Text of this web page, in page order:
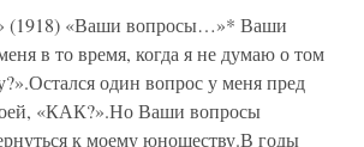
(1918) «Ваши вопросы…»* Ваши
в то время, когда я не думаю о том
один вопрос у меня пред
«КАК?».Но Ваши вопросы
к моему юношеству.В годы